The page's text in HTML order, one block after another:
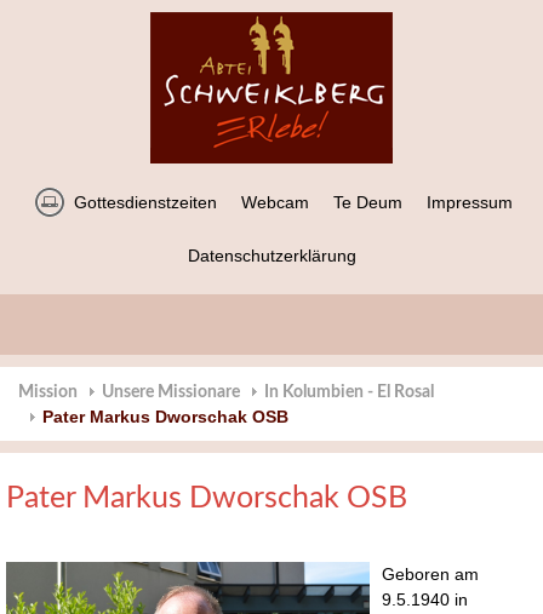
Gottesdienstzeiten Webcam Te Deum Impressum
Datenschutzerklärung
Mission Unsere Missionare In Kolumbien - El Rosal
Pater Markus Dworschak OSB
Pater Markus Dworschak OSB
Geboren am
9.5.1940 in